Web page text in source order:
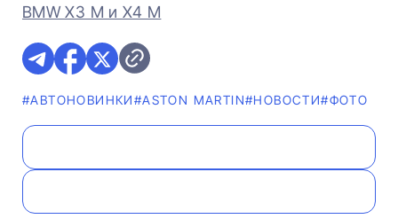
BMW X3 M и X4 M
#AВТОНОВИНКИ#ASTON MARTIN#НОВОСТИ#ФОТО